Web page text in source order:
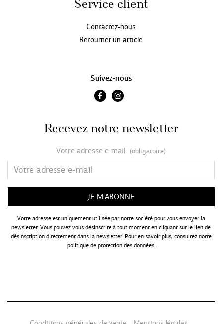
Service client
Contactez-nous
Retourner un article
Suivez-nous
Recevez notre newsletter
Votre adresse e-mail (obligatoire)
Votre adresse est uniquement utilisée par notre société pour vous envoyer la
newsletter. Vous pouvez vous désinscrire à tout moment en cliquant sur le lien de
désinscription directement dans la newsletter. Pour en savoir plus, consultez notre
politique de protection des données.